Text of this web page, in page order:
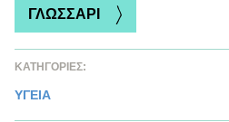
ΓΛΩΣΣΑΡΙ
ΚΑΤΗΓΟΡΙΕΣ:
ΥΓΕΙΑ